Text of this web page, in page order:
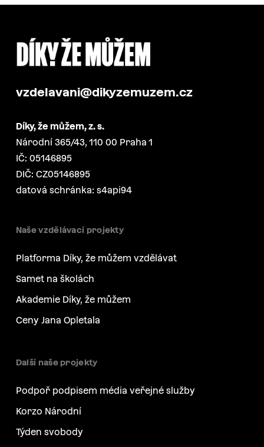
vzdelavani@dikyzemuzem.cz
Díky, že můžem, z. s.
Národní 365/43, 110 00 Praha 1
IČ: 05146895
DIČ: CZ05146895
datová schránka: s4api94
Naše vzdělávací projekty
Platforma Díky, že můžem vzdělávat
Samet na školách
Akademie Díky, že můžem
Ceny Jana Opletala
Další naše projekty
Podpoř podpisem média veřejné služby
Korzo Národní
Týden svobody